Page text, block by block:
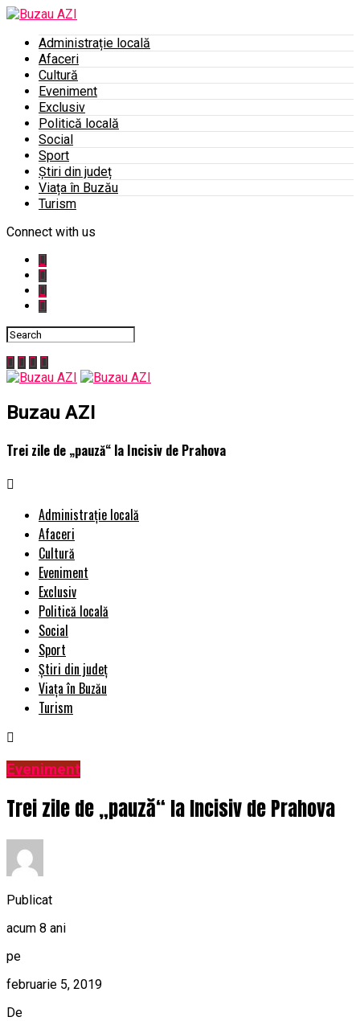
Administrație locală
Afaceri
Cultură
Eveniment
Exclusiv
Politică locală
Social
Sport
Știri din județ
Viața în Buzău
Turism
Connect with us
Buzau AZI
Trei zile de „pauză“ la Incisiv de Prahova
Administrație locală
Afaceri
Cultură
Eveniment
Exclusiv
Politică locală
Social
Sport
Știri din județ
Viața în Buzău
Turism
Eveniment
Trei zile de „pauză“ la Incisiv de Prahova
Publicat
acum 8 ani
pe
februarie 5, 2019
De